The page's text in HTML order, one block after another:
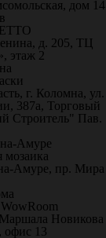
дом 14
д. 205, ТЦ
этаж 2
г. Коломна, ул.
387а, Торговый
Строитель" Пав.
Амуре
мозаика
Амуре, пр. Мира
Новикова
офис 13